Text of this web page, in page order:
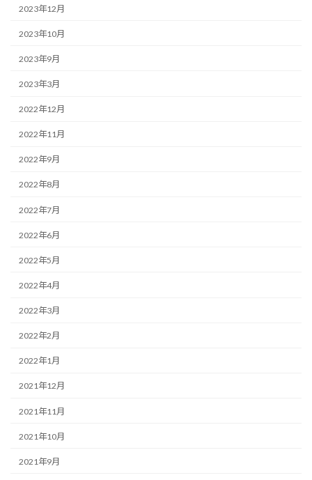
2023年12月
2023年10月
2023年9月
2023年3月
2022年12月
2022年11月
2022年9月
2022年8月
2022年7月
2022年6月
2022年5月
2022年4月
2022年3月
2022年2月
2022年1月
2021年12月
2021年11月
2021年10月
2021年9月